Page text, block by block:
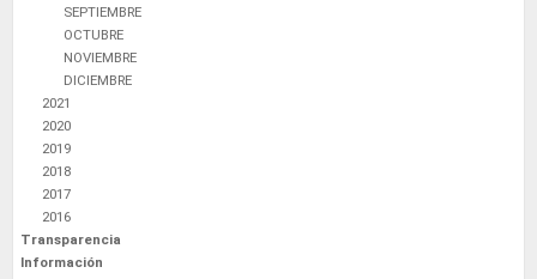
SEPTIEMBRE
OCTUBRE
NOVIEMBRE
DICIEMBRE
2021
2020
2019
2018
2017
2016
Transparencia
Información